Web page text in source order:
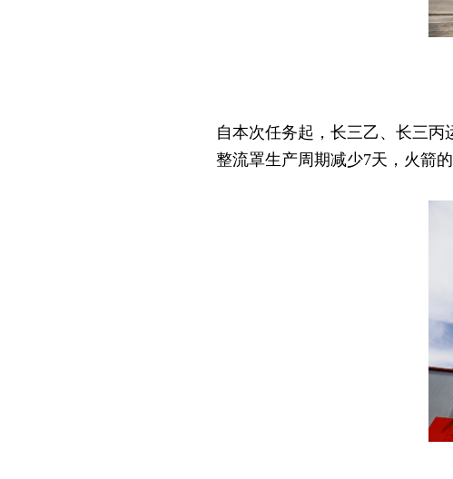
自本次任务起，长三乙、长三丙运
整流罩生产周期减少7天，火箭的